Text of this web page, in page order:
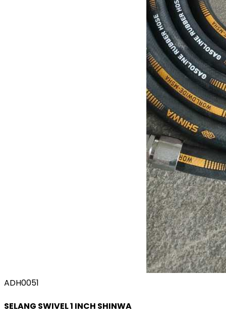
ADH0051
SELANG SWIVEL 1 INCH SHINWA